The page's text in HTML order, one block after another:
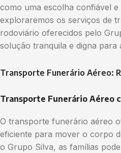
como uma escolha confiável e
exploraremos os serviços de
rodoviário oferecidos pelo
solução tranquila e digna para
Transporte Funerário Aéreo:
Transporte Funerário Aéreo
O transporte funerário aéreo
eficiente para mover o corpo
o Grupo Silva, as famílias